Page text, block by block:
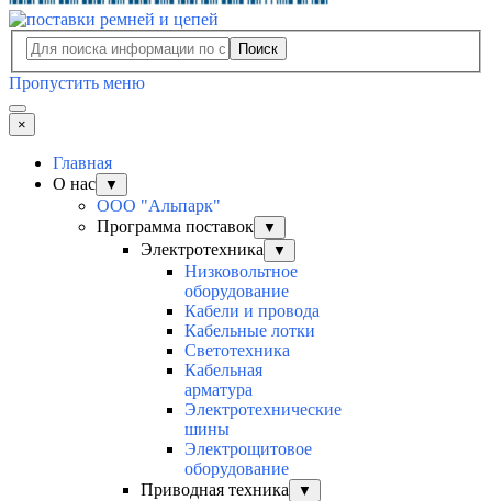
Поиск
Пропустить меню
×
Главная
О нас
▼
ООО "Альпарк"
Программа поставок
▼
Электротехника ▼
Низковольтное
оборудование
Кабели и провода
Кабельные лотки
Светотехника
Кабельная
арматура
Электротехнические
шины
Электрощитовое
оборудование
Приводная техника
▼